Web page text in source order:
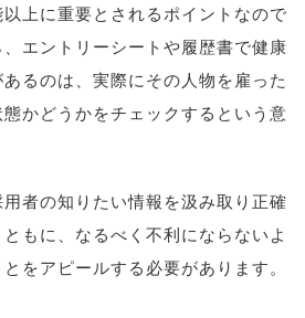
上に重要とされるポイントなので
エントリーシートや履歴書で健康
るのは、実際にその人物を雇った
かどうかをチェックするという意
者の知りたい情報を汲み取り正確
もに、なるべく不利にならないよ
をアピールする必要があります。